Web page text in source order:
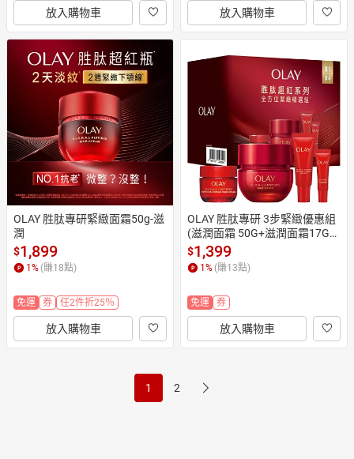
放入購物車 放入購物車
OLAY 胜肽專研緊緻面霜50g-滋
潤
$1,899
1 % (賺18點)
免運 券 任2件折25％
放入購物車
OLAY 胜肽專研 3步緊緻優惠組
(滋潤面霜 50G+滋潤面霜17G
+眼霜 5G+精華14ML)
$1,399
1 % (賺13點)
免運 券
放入購物車
1 2